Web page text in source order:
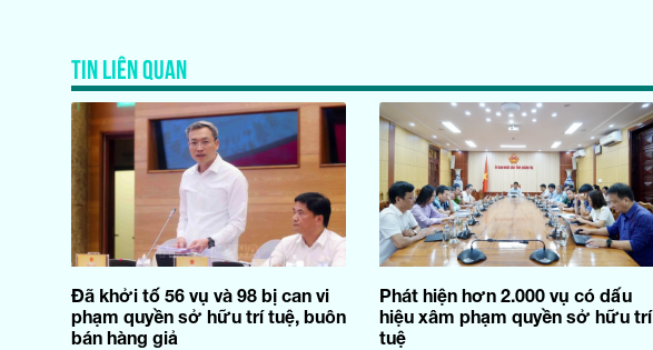
TIN LIÊN QUAN
Đã khởi tố 56 vụ và 98 bị can vi
phạm quyền sở hữu trí tuệ, buôn
bán hàng giả
Phát hiện hơn 2.000 vụ có dấu
hiệu xâm phạm quyền sở hữu trí
tuệ